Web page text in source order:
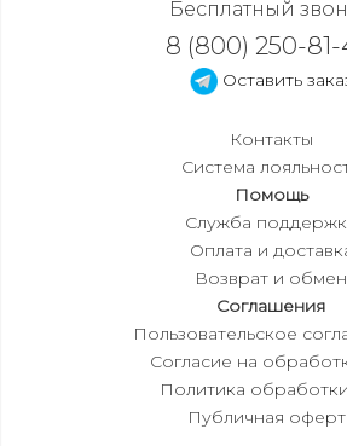
Бесплатный
8 (800) 250-81-
Оставить
Контакты
Система
Помощь
Служба
Оплата и
Возврат и обмен
Соглашения
Пользовательское
Согласие на
Политика
Публичная